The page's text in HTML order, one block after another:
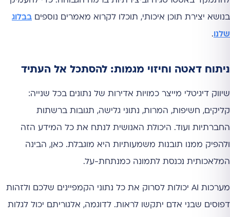
בנושא יצירת תוכן איכותי, תוכלו לקרוא מאמרים נוספים בבלוג
שלנו.
ניתוח דאטה וחיזוי מגמות: להסתכל אל העתיד
שיווק דיגיטלי מייצר כמויות אדירות של נתונים בכל שנייה:
קליקים, חשיפות, המרות, נתוני גלישה, תגובות ברשתות
החברתיות ועוד. היכולת האנושית לנתח את כל המידע הזה
ולהפיק ממנו תובנות משמעותיות היא מוגבלת. כאן, הבינה
המלאכותית נכנסת לתמונה כמנתחת-על.
מערכות AI יכולות לסרוק את כל נתוני הקמפיינים שלכם ולזהות
דפוסים שבני אדם יתקשו לראות. לדוגמה, אלגוריתם יכול לגלות